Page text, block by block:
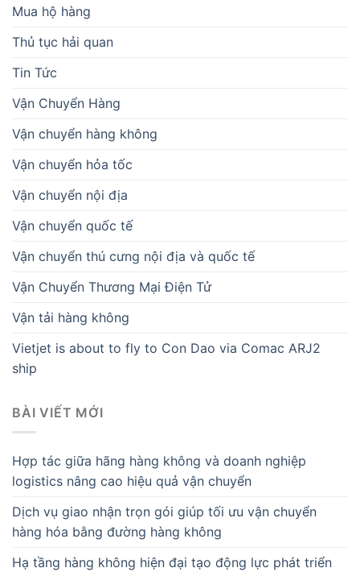
Mua hộ hàng
Thủ tục hải quan
Tin Tức
Vận Chuyển Hàng
Vận chuyển hàng không
Vận chuyển hỏa tốc
Vận chuyển nội địa
Vận chuyển quốc tế
Vận chuyển thú cưng nội địa và quốc tế
Vận Chuyển Thương Mại Điện Tử
Vận tải hàng không
Vietjet is about to fly to Con Dao via Comac ARJ2
ship
BÀI VIẾT MỚI
Hợp tác giữa hãng hàng không và doanh nghiệp
logistics nâng cao hiệu quả vận chuyển
Dịch vụ giao nhận trọn gói giúp tối ưu vận chuyển
hàng hóa bằng đường hàng không
Hạ tầng hàng không hiện đại tạo động lực phát triển